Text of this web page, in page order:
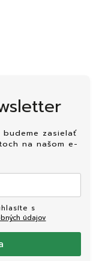
budeme zasielať
na našom e-
údajov